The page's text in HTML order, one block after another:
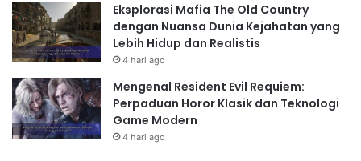
Eksplorasi Mafia The Old Country
dengan Nuansa Dunia Kejahatan yang
Lebih Hidup dan Realistis
4 hari ago
Mengenal Resident Evil Requiem:
Perpaduan Horor Klasik dan Teknologi
Game Modern
4 hari ago